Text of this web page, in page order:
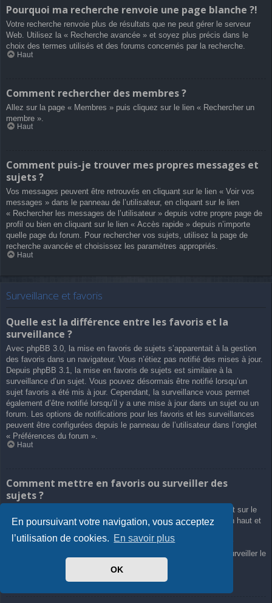
En poursuivant votre navigation, vous acceptez
l’utilisation de cookies. En savoir plus
OK
Pourquoi ma recherche renvoie une page blanche ?!
Votre recherche renvoie plus de résultats que ne peut gérer le serveur
Web. Utilisez la « Recherche avancée » et soyez plus précis dans le
choix des termes utilisés et des forums concernés par la recherche.
Haut
Comment rechercher des membres ?
Allez sur la page « Membres » puis cliquez sur le lien « Rechercher un
membre ».
Haut
Comment puis-je trouver mes propres messages et
sujets ?
Vos messages peuvent être retrouvés en cliquant sur le lien « Voir vos
messages » dans le panneau de l’utilisateur, en cliquant sur le lien
« Rechercher les messages de l’utilisateur » depuis votre propre page de
profil ou bien en cliquant sur le lien « Accès rapide » depuis n’importe
quelle page du forum. Pour rechercher vos sujets, utilisez la page de
recherche avancée et choisissez les paramètres appropriés.
Haut
Surveillance et favoris
Quelle est la différence entre les favoris et la
surveillance ?
Avec phpBB 3.0, la mise en favoris de sujets s’apparentait à la gestion
des favoris dans un navigateur. Vous n’étiez pas notifié des mises à jour.
Depuis phpBB 3.1, la mise en favoris de sujets est similaire à la
surveillance d’un sujet. Vous pouvez désormais être notifié lorsqu’un
sujet favoris a été mis à jour. Cependant, la surveillance vous permet
également d’être notifié lorsqu’il y a une mise à jour dans un sujet ou un
forum. Les options de notifications pour les favoris et les surveillances
peuvent être configurées depuis le panneau de l’utilisateur dans l’onglet
« Préférences du forum ».
Haut
Comment mettre en favoris ou surveiller des
sujets ?
Vous pouvez ajouter aux favoris ou surveiller un sujet en cliquant sur le
lien approprié dans le menu « Outils de sujet », souvent placé en haut et
Répondre à un sujet en cochant la case du formulaire « M’avertir
lorsqu’une réponse est postée » vous permettra également de surveiller le